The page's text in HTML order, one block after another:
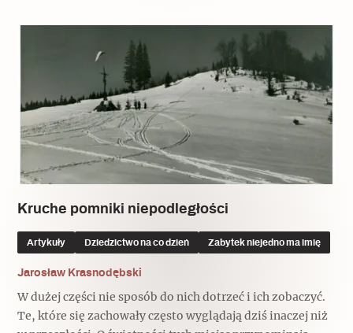
Kruche pomniki niepodległości
Artykuły Dziedzictwo na co dzień Zabytek niejedno ma imię
Jarosław Krasnodębski
W dużej części nie sposób do nich dotrzeć i ich zobaczyć.
Te, które się zachowały często wyglądają dziś inaczej niż